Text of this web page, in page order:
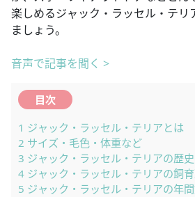
楽しめるジャック・ラッセル・テリ
ましょう。
音声で記事を聞く >
目次
1 ジャック・ラッセル・テリアとは
2 サイズ・毛色・体重など
3 ジャック・ラッセル・テリアの歴史
4 ジャック・ラッセル・テリアの飼
5 ジャック・ラッセル・テリアの年